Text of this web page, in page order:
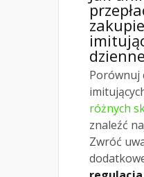
Porównuj
różnych
znaleźć
Zwróć